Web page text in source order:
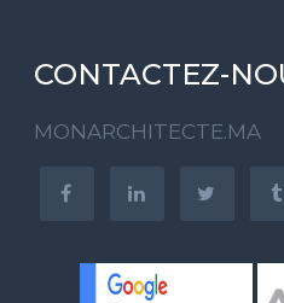
CONTACTEZ-
MONARCHITECTE.MA